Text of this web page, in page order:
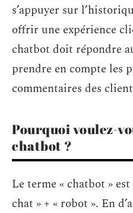
s’appuyer sur
offrir une expérience
chatbot doit répondre
prendre en compte les
commentaires des
Pourquoi voulez-
chatbot ?
Le terme « chatbot »
chat » + « robot ». En